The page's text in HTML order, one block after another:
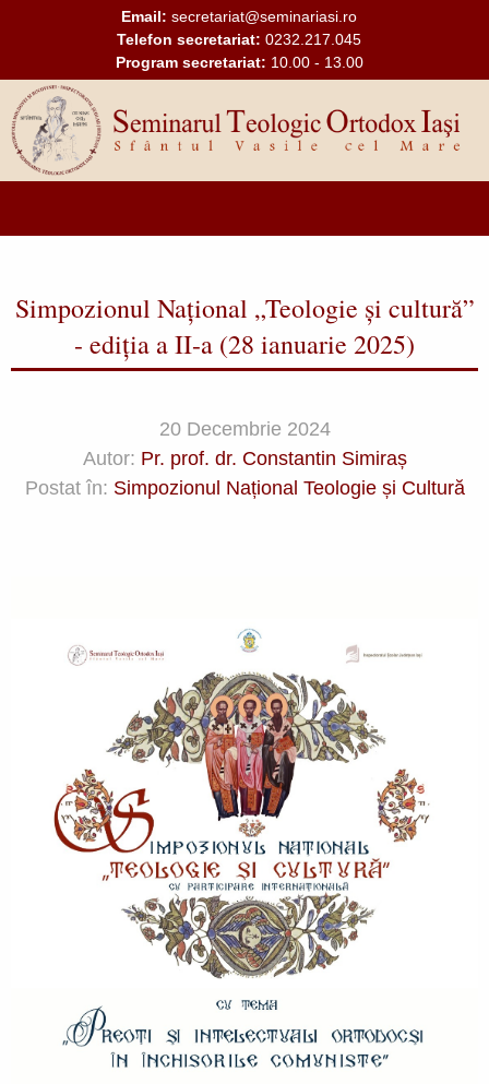
Mergi la conţinutul principal
Email: secretariat@seminariasi.ro
Telefon secretariat: 0232.217.045
Program secretariat: 10.00 - 13.00
Main
Simpozionul Național „Teologie și cultură”
- ediția a II-a (28 ianuarie 2025)
20 Decembrie 2024
Autor: Pr. prof. dr. Constantin Simiraș
Postat în: Simpozionul Național Teologie și Cultură